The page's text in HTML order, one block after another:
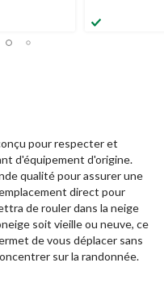
pour respecter et
d'équipement d'origine.
qualité pour assurer une
direct pour
de rouler dans la neige
soit vieille ou neuve, ce
de vous déplacer sans
sur la randonnée.